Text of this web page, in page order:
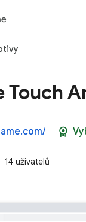
Touch
14 uživatelů